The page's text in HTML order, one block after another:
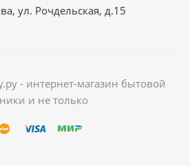
ул. Рочдельская, д.15
- интернет-магазин бытовой
и не только